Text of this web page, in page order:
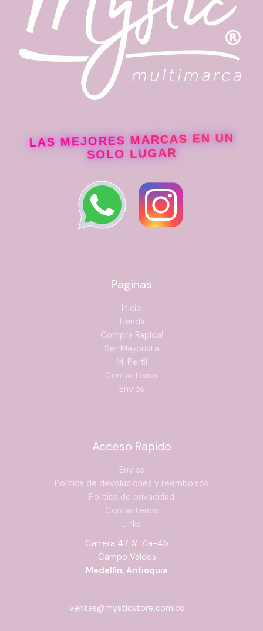
LAS MEJORES MARCAS EN UN
SOLO LUGAR
Paginas
Inicio
Tienda
Compra Rapida!
Ser Mayorista
Mi Perfil
Contactenos
Envios
Acceso Rapido
Envios
Política de devoluciones y reembolsos
Política de privacidad
Contactenos
Links
Carrera 47 # 71a-45
Campo Valdes
Medellín, Antioquia
ventas@mysticstore.com.co